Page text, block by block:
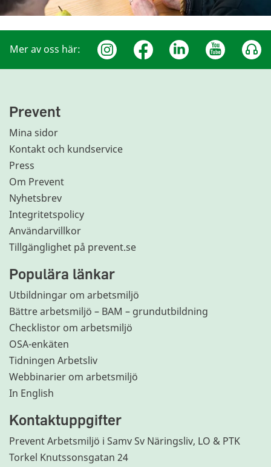
Mer av oss här:
Prevent
Mina sidor
Kontakt och kundservice
Press
Om Prevent
Nyhetsbrev
Integritetspolicy
Användarvillkor
Tillgänglighet på prevent.se
Populära länkar
Utbildningar om arbetsmiljö
Bättre arbetsmiljö – BAM – grundutbildning
Checklistor om arbetsmiljö
OSA-enkäten
Tidningen Arbetsliv
Webbinarier om arbetsmiljö
In English
Kontaktuppgifter
Prevent Arbetsmiljö i Samv Sv Näringsliv, LO & PTK
Torkel Knutssonsgatan 24